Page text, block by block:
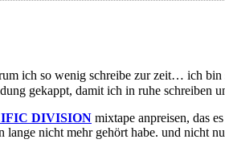
ich so wenig schreibe zur zeit… ich
gekappt, damit ich in ruhe schreiben
DIVISION mixtape anpreisen, das
lange nicht mehr gehört habe. und nicht